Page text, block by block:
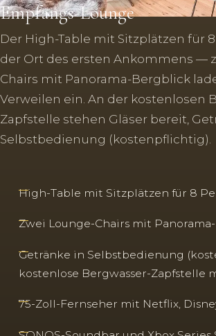
Empfangs-Lounge
Der High-Table mit Sitzplätzen für
der Ort des ersten Ankommens —
Chairs mit Panorama-Bergblick
Verweilen ein. An der kostenlosen
Zapfstelle stehen Gläser bereit,
Selbstbedienung (kostenpflichtig).
High-Table mit Sitzplätzen für 8
Zwei Lounge-Chairs mit
Getränke in Selbstbedienung
kostenlose Bergwasser-Zapfstelle
75-Zoll-Fernseher mit Netflix,